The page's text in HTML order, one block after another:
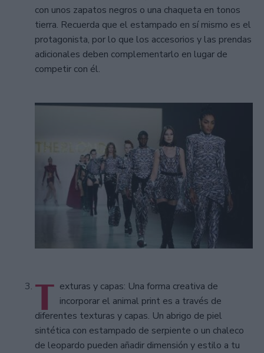
con unos zapatos negros o una chaqueta en tonos
tierra. Recuerda que el estampado en sí mismo es el
protagonista, por lo que los accesorios y las prendas
adicionales deben complementarlo en lugar de
competir con él.
T exturas y capas: Una forma creativa de
incorporar el animal print es a través de
diferentes texturas y capas. Un abrigo de piel
sintética con estampado de serpiente o un chaleco
de leopardo pueden añadir dimensión y estilo a tu